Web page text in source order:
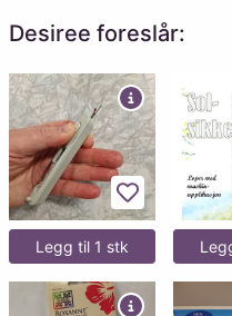
Desiree foreslår:
Legg til
Legg til 1 stk